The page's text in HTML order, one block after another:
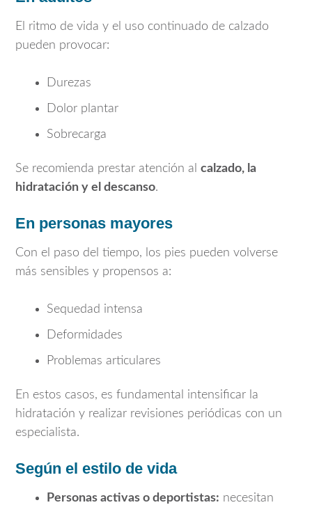
El ritmo de vida y el uso continuado de calzado
pueden provocar:
Durezas
Dolor plantar
Sobrecarga
Se recomienda prestar atención al calzado, la
hidratación y el descanso.
En personas mayores
Con el paso del tiempo, los pies pueden volverse
más sensibles y propensos a:
Sequedad intensa
Deformidades
Problemas articulares
En estos casos, es fundamental intensificar la
hidratación y realizar revisiones periódicas con un
especialista.
Según el estilo de vida
Personas activas o deportistas: necesitan